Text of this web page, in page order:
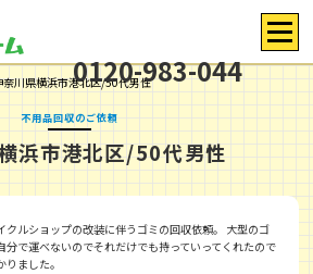
0120-983-044
奈川県横浜市港北区/50代男性
不用品回収のご依頼
浜市港北区/50代男性
クルショップの改装に伴うゴミの回収依頼。 大型のゴ
分で運べないのでそれだけでも持っていってくれたので
りました。